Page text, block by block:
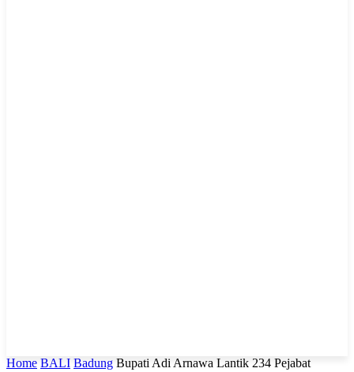
Home BALI Badung Bupati Adi Arnawa Lantik 234 Pejabat